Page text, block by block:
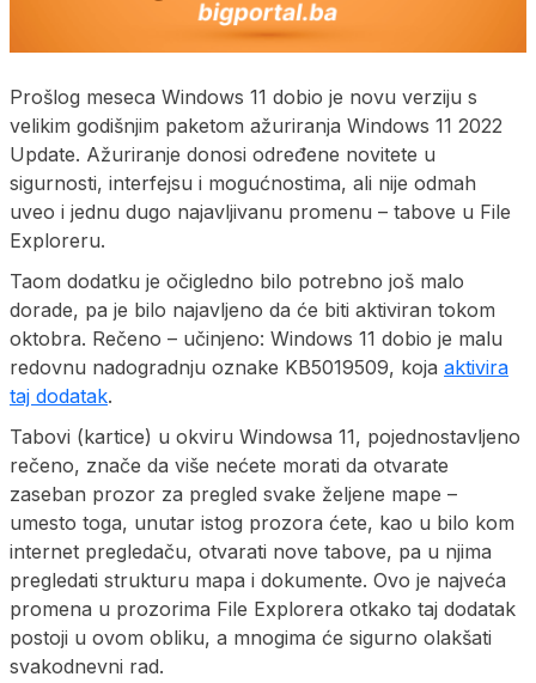
Prošlog meseca Windows 11 dobio je novu verziju s
velikim godišnjim paketom ažuriranja Windows 11 2022
Update. Ažuriranje donosi određene novitete u
sigurnosti, interfejsu i mogućnostima, ali nije odmah
uveo i jednu dugo najavljivanu promenu – tabove u File
Exploreru.
Taom dodatku je očigledno bilo potrebno još malo
dorade, pa je bilo najavljeno da će biti aktiviran tokom
oktobra. Rečeno – učinjeno: Windows 11 dobio je malu
redovnu nadogradnju oznake KB5019509, koja aktivira
taj dodatak.
Tabovi (kartice) u okviru Windowsa 11, pojednostavljeno
rečeno, znače da više nećete morati da otvarate
zaseban prozor za pregled svake željene mape –
umesto toga, unutar istog prozora ćete, kao u bilo kom
internet pregledaču, otvarati nove tabove, pa u njima
pregledati strukturu mapa i dokumente. Ovo je najveća
promena u prozorima File Explorera otkako taj dodatak
postoji u ovom obliku, a mnogima će sigurno olakšati
svakodnevni rad.